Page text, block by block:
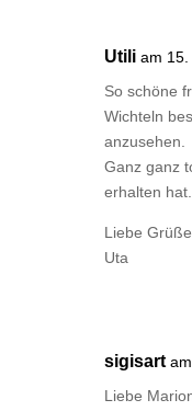
Utili am
So schöne
Wichteln
anzusehen.
Ganz ganz
erhalten hat.
Liebe Grüße
Uta
sigisart
Liebe